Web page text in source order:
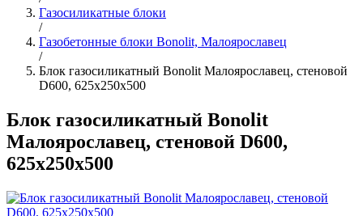
Газосиликатные блоки
/
Газобетонные блоки Bonolit, Малоярославец
/
Блок газосиликатный Bonolit Малоярославец, стеновой
D600, 625x250x500
Блок газосиликатный Bonolit
Малоярославец, стеновой D600,
625x250x500